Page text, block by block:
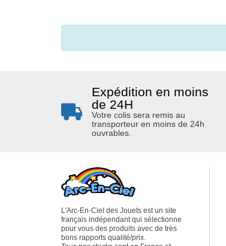
Expédition en moins
de 24H
Votre colis sera remis au
transporteur en moins de 24h
ouvrables.
L'Arc-En-Ciel des Jouets est un site
français indépendant qui sélectionne
pour vous des produits avec de très
bons rapports qualité/prix.